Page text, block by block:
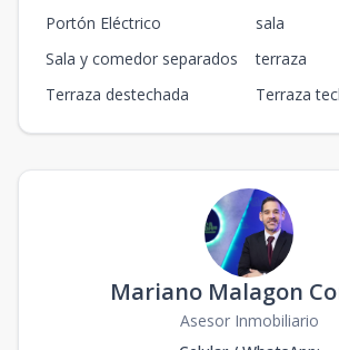
Portón Eléctrico
sala
Sala y comedor separados
terraza
Terraza destechada
Terraza
Mariano Malagon
Asesor Inmobiliario